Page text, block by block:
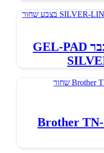
משטח ג’ל לעכבר GEL-PAD
⚫️ טונר מקורי Brother TN-